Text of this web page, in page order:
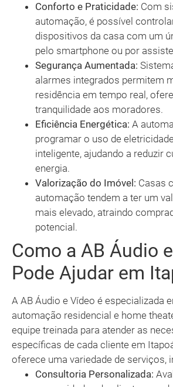
Conforto e Praticidade: Com
automação, é possível
dispositivos da casa com um
pelo smartphone ou por
Segurança Aumentada:
alarmes integrados permitem
residência em tempo real,
tranquilidade aos moradores.
Eficiência Energética: A
programar o uso de
inteligente, ajudando a reduzir
energia.
Valorização do Imóvel: Casas
automação tendem a ter um
mais elevado, atraindo
potencial.
Como a AB Áudio
Pode Ajudar em
A AB Áudio e Vídeo é especializada
automação residencial e home
equipe treinada para atender as
específicas de cada cliente em
oferece uma variedade de serviços,
Consultoria Personalizada: